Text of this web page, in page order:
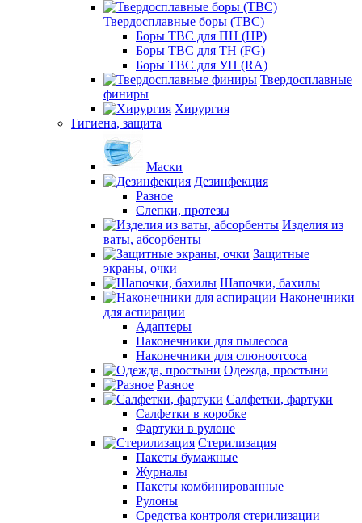
Твердосплавные боры (ТВС)
Боры ТВС для ПН (HP)
Боры ТВС для ТН (FG)
Боры ТВС для УН (RA)
Твердосплавные
финиры
Хирургия
Гигиена, защита
Маски
Дезинфекция
Разное
Слепки, протезы
Изделия из
ваты, абсорбенты
Защитные
экраны, очки
Шапочки, бахилы
Наконечники
для аспирации
Адаптеры
Наконечники для пылесоса
Наконечники для слюноотсоса
Одежда, простыни
Разное
Салфетки, фартуки
Салфетки в коробке
Фартуки в рулоне
Стерилизация
Пакеты бумажные
Журналы
Пакеты комбинированные
Рулоны
Средства контроля стерилизации